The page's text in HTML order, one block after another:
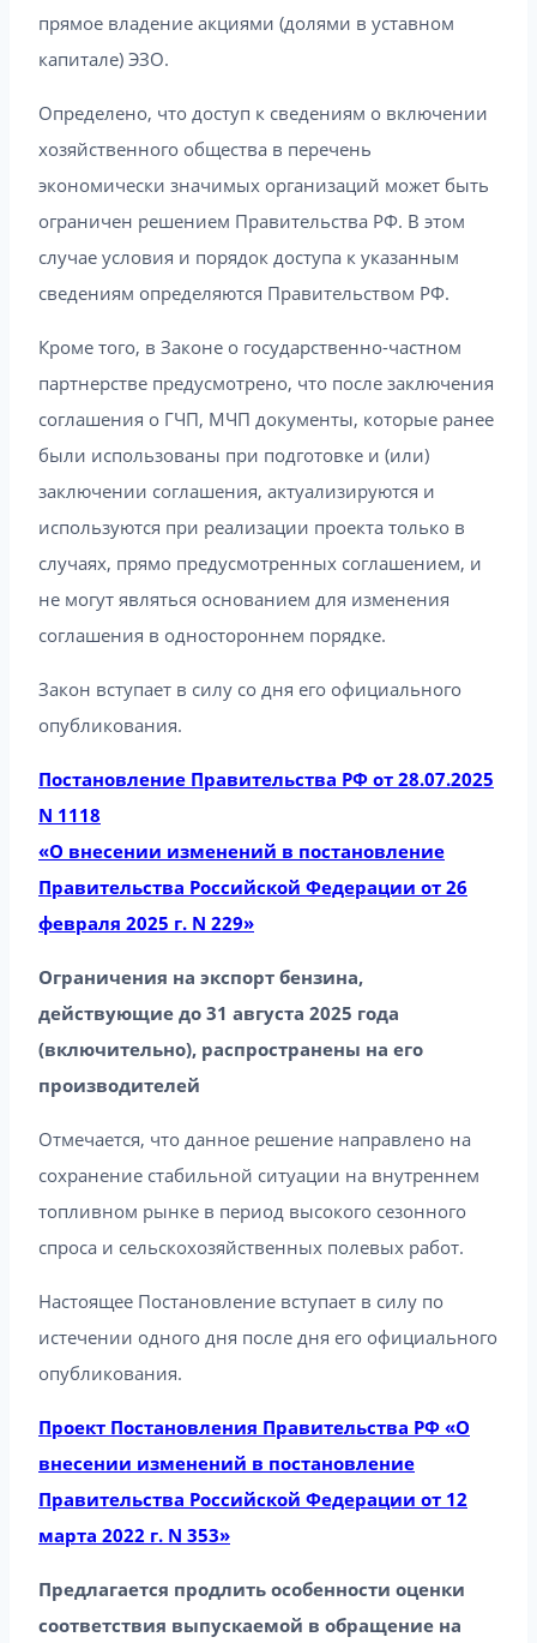
прямое владение акциями (долями в уставном
капитале) ЭЗО.
Определено, что доступ к сведениям о включении
хозяйственного общества в перечень
экономически значимых организаций может быть
ограничен решением Правительства РФ. В этом
случае условия и порядок доступа к указанным
сведениям определяются Правительством РФ.
Кроме того, в Законе о государственно-частном
партнерстве предусмотрено, что после заключения
соглашения о ГЧП, МЧП документы, которые ранее
были использованы при подготовке и (или)
заключении соглашения, актуализируются и
используются при реализации проекта только в
случаях, прямо предусмотренных соглашением, и
не могут являться основанием для изменения
соглашения в одностороннем порядке.
Закон вступает в силу со дня его официального
опубликования.
Постановление Правительства РФ от 28.07.2025
N 1118
«О внесении изменений в постановление
Правительства Российской Федерации от 26
февраля 2025 г. N 229»
Ограничения на экспорт бензина,
действующие до 31 августа 2025 года
(включительно), распространены на его
производителей
Отмечается, что данное решение направлено на
сохранение стабильной ситуации на внутреннем
топливном рынке в период высокого сезонного
спроса и сельскохозяйственных полевых работ.
Настоящее Постановление вступает в силу по
истечении одного дня после дня его официального
опубликования.
Проект Постановления Правительства РФ «О
внесении изменений в постановление
Правительства Российской Федерации от 12
марта 2022 г. N 353»
Предлагается продлить особенности оценки
соответствия выпускаемой в обращение на